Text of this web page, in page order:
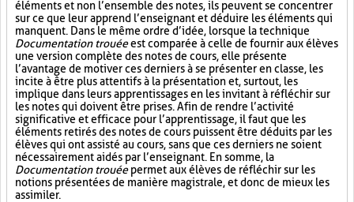
éléments et non l’ensemble des notes, ils peuvent se concentrer
sur ce que leur apprend l’enseignant et déduire les éléments qui
manquent. Dans le même ordre d’idée, lorsque la technique
Documentation trouéeest comparée à celle de fournir aux élèves
une version complète des notes de cours, elle présente
l’avantage de motiver ces derniers à se présenter en classe, les
incite à être plus attentifs à la présentation et, surtout, les
implique dans leurs apprentissages en les invitant à réfléchir sur
les notes qui doivent être prises. Afin de rendre l’activité
significative et efficace pour l’apprentissage, il faut que les
éléments retirés des notes de cours puissent être déduits par les
élèves qui ont assisté au cours, sans que ces derniers ne soient
nécessairement aidés par l’enseignant. En somme, la
Documentation trouéepermet aux élèves de réfléchir sur les
notions présentées de manière magistrale, et donc de mieux les
assimiler.